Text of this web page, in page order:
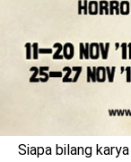
Siapa bilang